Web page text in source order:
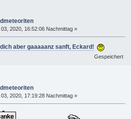
2020, 16:52:06 Nachmittag »
aber gaaaaanz sanft, Eckard!
Gespeichert
2020, 17:19:28 Nachmittag »